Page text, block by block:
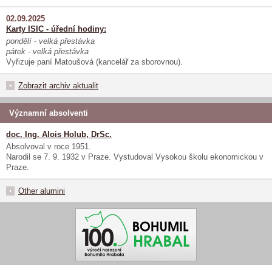
02.09.2025
Karty ISIC - úřední hodiny:
pondělí - velká přestávka
pátek - velká přestávka
Vyřizuje paní Matoušová (kancelář za sborovnou).
Zobrazit archiv aktualit
Významní absolventi
doc. Ing. Alois Holub, DrSc.
Absolvoval v roce 1951.
Narodil se 7. 9. 1932 v Praze. Vystudoval Vysokou školu ekonomickou v
Praze.
Other alumini